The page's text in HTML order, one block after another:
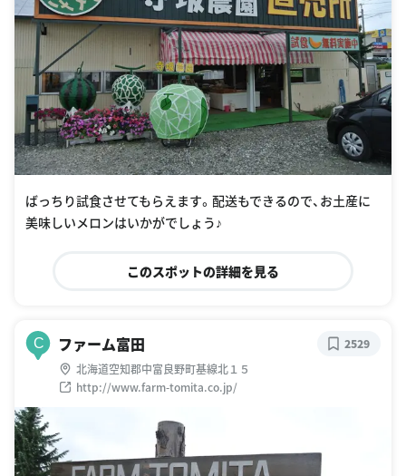
ばっちり試食させてもらえます。配送もできるので、お土産に
美味しいメロンはいかがでしょう♪
このスポットの詳細を見る
C ファーム富田
北海道空知郡中富良野町基線北１５
http://www.farm-tomita.co.jp/
2529